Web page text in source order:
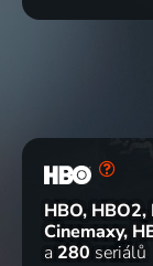
HBO, HBO2,
Cinemaxy,
a 280 seriálů